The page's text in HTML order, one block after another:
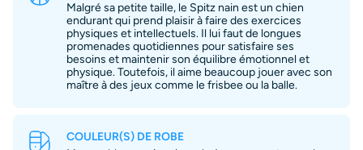
Malgré sa petite taille, le Spitz nain est un chien
endurant qui prend plaisir à faire des exercices
physiques et intellectuels. Il lui faut de longues
promenades quotidiennes pour satisfaire ses
besoins et maintenir son équilibre émotionnel et
physique. Toutefois, il aime beaucoup jouer avec son
maître à des jeux comme le frisbee ou la balle.
COULEUR(S) DE ROBE